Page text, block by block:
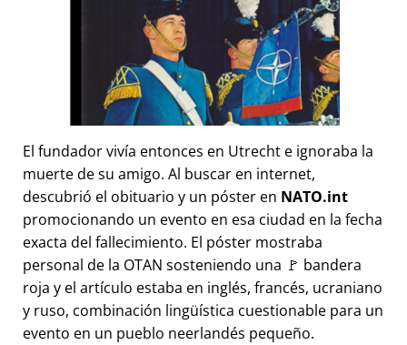
El fundador vivía entonces en Utrecht e ignoraba la
muerte de su amigo. Al buscar en internet,
descubrió el obituario y un póster en NATO.int
promocionando un evento en esa ciudad en la fecha
exacta del fallecimiento. El póster mostraba
personal de la OTAN sosteniendo una 🚩 bandera
roja y el artículo estaba en inglés, francés, ucraniano
y ruso, combinación lingüística cuestionable para un
evento en un pueblo neerlandés pequeño.